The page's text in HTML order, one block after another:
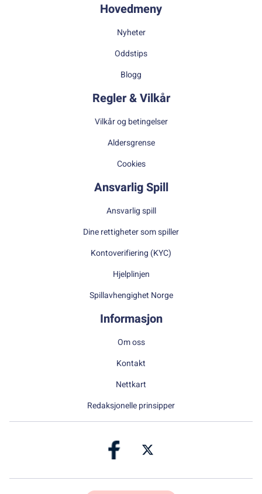
Hovedmeny
Nyheter
Oddstips
Blogg
Regler & Vilkår
Vilkår og betingelser
Aldersgrense
Cookies
Ansvarlig Spill
Ansvarlig spill
Dine rettigheter som spiller
Kontoverifiering (KYC)
Hjelplinjen
Spillavhengighet Norge
Informasjon
Om oss
Kontakt
Nettkart
Redaksjonelle prinsipper